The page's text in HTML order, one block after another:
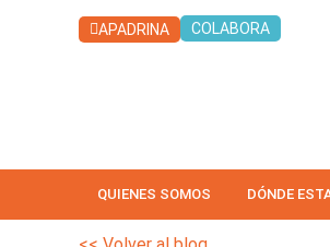
APADRINA COLABORA
QUIENES SOMOS DÓNDE